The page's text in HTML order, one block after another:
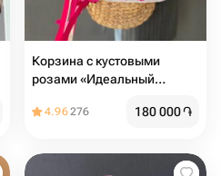
Корзина с кустовыми
розами «Идеальный
4.96276 180 000֏